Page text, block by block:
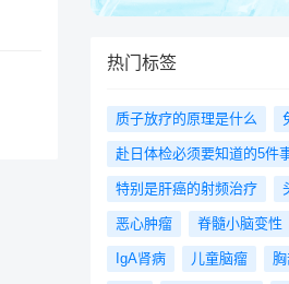
热门标签
质子放疗的原理是什么
赴日体检必须要知道的5件
特别是肝癌的射频治疗
恶心肿瘤 脊髓小脑变性
IgA肾病 儿童脑瘤